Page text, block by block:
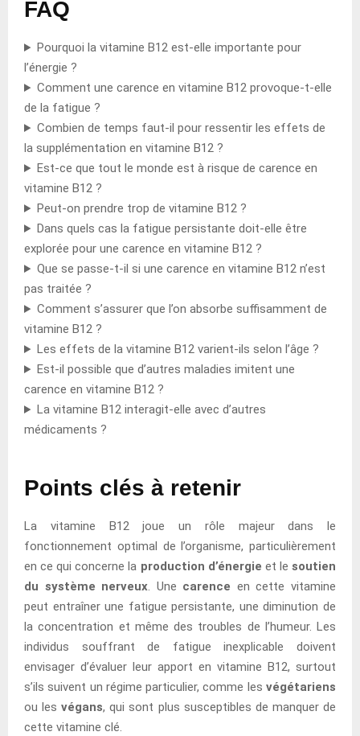
FAQ
Pourquoi la vitamine B12 est-elle importante pour
l’énergie ?
Comment une carence en vitamine B12 provoque-t-elle
de la fatigue ?
Combien de temps faut-il pour ressentir les effets de
la supplémentation en vitamine B12 ?
Est-ce que tout le monde est à risque de carence en
vitamine B12 ?
Peut-on prendre trop de vitamine B12 ?
Dans quels cas la fatigue persistante doit-elle être
explorée pour une carence en vitamine B12 ?
Que se passe-t-il si une carence en vitamine B12 n’est
pas traitée ?
Comment s’assurer que l’on absorbe suffisamment de
vitamine B12 ?
Les effets de la vitamine B12 varient-ils selon l’âge ?
Est-il possible que d’autres maladies imitent une
carence en vitamine B12 ?
La vitamine B12 interagit-elle avec d’autres
médicaments ?
Points clés à retenir
La vitamine B12 joue un rôle majeur dans le
fonctionnement optimal de l’organisme, particulièrement
en ce qui concerne la production d’énergie et lesoutien
du système nerveux. Une carence en cette vitamine
peut entraîner une fatigue persistante, une diminution de
la concentration et même des troubles de l’humeur. Les
individus souffrant de fatigue inexplicable doivent
envisager d’évaluer leur apport en vitamine B12, surtout
s’ils suivent un régime particulier, comme les végétariens
ou lesvégans, qui sont plus susceptibles de manquer de
cette vitamine clé.